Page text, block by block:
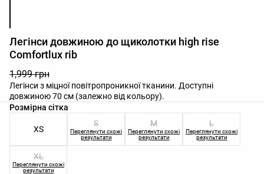
Легінси довжиною до щиколотки high rise
Comfortlux rib
1,999 грн
Легінси з міцної повітропроникної тканини. Доступні
довжиною 70 см (залежно від кольору).
Розмірна сітка
Список розмірів товару
XS
S
Переглянути схожі
результати
M
Переглянути схожі
результати
L
Переглянути схожі
результати
XL
Переглянути схожі
результати